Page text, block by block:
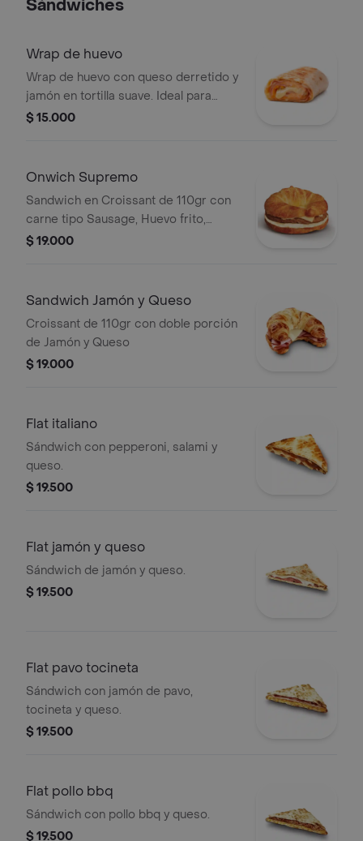
Sándwiches
Wrap de huevo
Wrap de huevo con queso derretido y
jamón en tortilla suave. Ideal para
cualquier momento del día.
$ 15.000
Onwich Supremo
Sandwich en Croissant de 110gr con
carne tipo Sausage, Huevo frito,
Queso y salsa showy.
$ 19.000
Sandwich Jamón y Queso
Croissant de 110gr con doble porción
de Jamón y Queso
$ 19.000
Flat italiano
Sándwich con pepperoni, salami y
queso.
$ 19.500
Flat jamón y queso
Sándwich de jamón y queso.
$ 19.500
Flat pavo tocineta
Sándwich con jamón de pavo,
tocineta y queso.
$ 19.500
Flat pollo bbq
Sándwich con pollo bbq y queso.
$ 19.500